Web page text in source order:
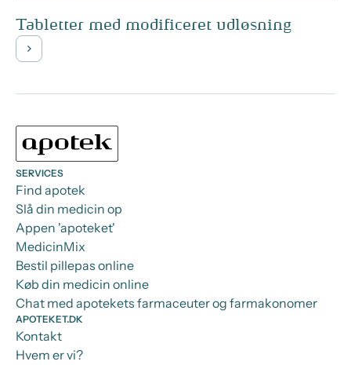
Tabletter med modificeret udløsning
SERVICES
Find apotek
Slå din medicin op
Appen 'apoteket'
MedicinMix
Bestil pillepas online
Køb din medicin online
Chat med apotekets farmaceuter og farmakonomer
APOTEKET.DK
Kontakt
Hvem er vi?